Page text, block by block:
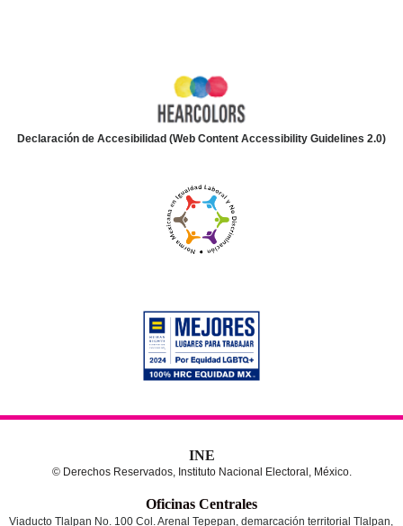
Declaración de Accesibilidad (Web Content Accessibility Guidelines 2.0)
INE
© Derechos Reservados, Instituto Nacional Electoral, México.
Oficinas Centrales
Viaducto Tlalpan No. 100 Col. Arenal Tepepan, demarcación territorial Tlalpan,